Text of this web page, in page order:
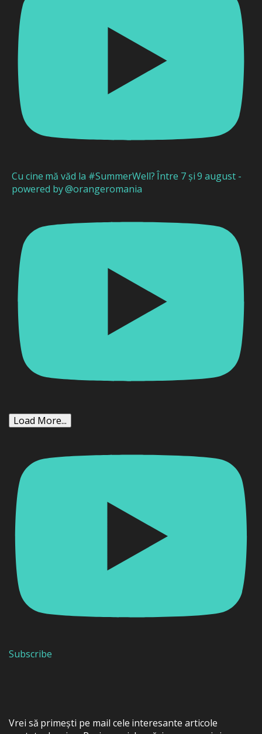
Cu cine mă văd la #SummerWell? Între 7 și 9 august -
powered by @orangeromania
Load More...
Subscribe
Vrei să primești pe mail cele interesante articole